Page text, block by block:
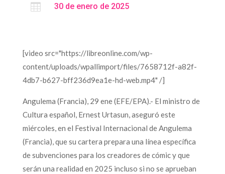
 30 de enero de 2025
[video src="https://libreonline.com/wp-
content/uploads/wpallimport/files/7658712f-a82f-
4db7-b627-bff236d9ea1e-hd-web.mp4" /]
Angulema (Francia), 29 ene (EFE/EPA).- El ministro de
Cultura español, Ernest Urtasun, aseguró este
miércoles, en el Festival Internacional de Angulema
(Francia), que su cartera prepara una línea específica
de subvenciones para los creadores de cómic y que
serán una realidad en 2025 incluso si no se aprueban